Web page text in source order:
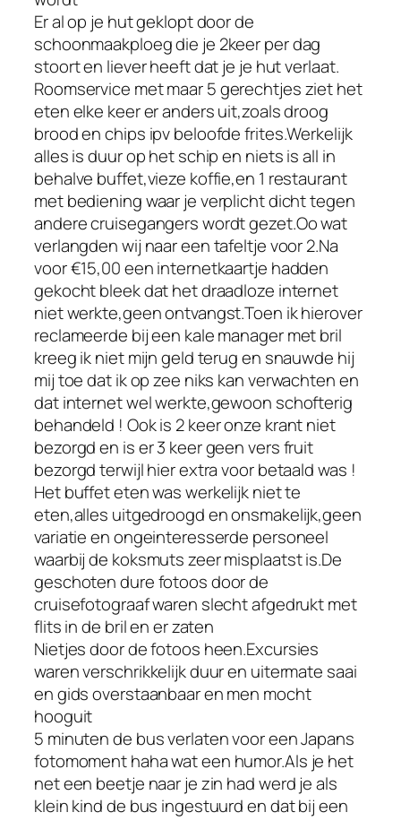
Er al op je hut geklopt door de
schoonmaakploeg die je 2keer per dag
stoort en liever heeft dat je je hut verlaat.
Roomservice met maar 5 gerechtjes ziet het
eten elke keer er anders uit,zoals droog
brood en chips ipv beloofde frites.Werkelijk
alles is duur op het schip en niets is all in
behalve buffet,vieze koffie,en 1 restaurant
met bediening waar je verplicht dicht tegen
andere cruisegangers wordt gezet.Oo wat
verlangden wij naar een tafeltje voor 2.Na
voor €15,00 een internetkaartje hadden
gekocht bleek dat het draadloze internet
niet werkte,geen ontvangst.Toen ik hierover
reclameerde bij een kale manager met bril
kreeg ik niet mijn geld terug en snauwde hij
mij toe dat ik op zee niks kan verwachten en
dat internet wel werkte,gewoon schofterig
behandeld ! Ook is 2 keer onze krant niet
bezorgd en is er 3 keer geen vers fruit
bezorgd terwijl hier extra voor betaald was !
Het buffet eten was werkelijk niet te
eten,alles uitgedroogd en onsmakelijk,geen
variatie en ongeinteresserde personeel
waarbij de koksmuts zeer misplaatst is.De
geschoten dure fotoos door de
cruisefotograaf waren slecht afgedrukt met
flits in de bril en er zaten
Nietjes door de fotoos heen.Excursies
waren verschrikkelijk duur en uitermate saai
en gids overstaanbaar en men mocht
hooguit
5 minuten de bus verlaten voor een Japans
fotomoment haha wat een humor.Als je het
net een beetje naar je zin had werd je als
klein kind de bus ingestuurd en dat bij een